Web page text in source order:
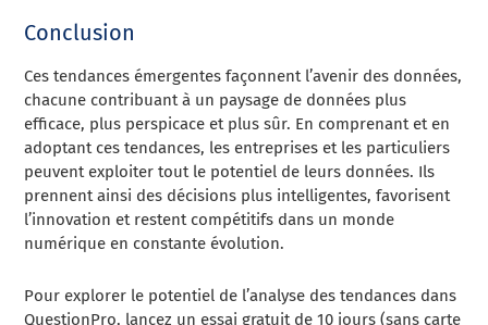
Conclusion
Ces tendances émergentes façonnent l’avenir des données,
chacune contribuant à un paysage de données plus
efficace, plus perspicace et plus sûr. En comprenant et en
adoptant ces tendances, les entreprises et les particuliers
peuvent exploiter tout le potentiel de leurs données. Ils
prennent ainsi des décisions plus intelligentes, favorisent
l’innovation et restent compétitifs dans un monde
numérique en constante évolution.
Pour explorer le potentiel de l’analyse des tendances dans
QuestionPro, lancez un essai gratuit de 10 jours (sans carte